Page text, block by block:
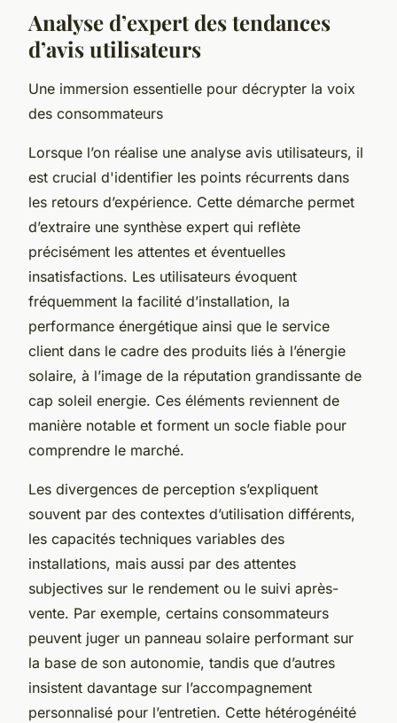
Analyse d’expert des tendances
d’avis utilisateurs
Une immersion essentielle pour décrypter la voix
des consommateurs
Lorsque l’on réalise une analyse avis utilisateurs, il
est crucial d'identifier les points récurrents dans
les retours d’expérience. Cette démarche permet
d’extraire une synthèse expert qui reflète
précisément les attentes et éventuelles
insatisfactions. Les utilisateurs évoquent
fréquemment la facilité d’installation, la
performance énergétique ainsi que le service
client dans le cadre des produits liés à l’énergie
solaire, à l’image de la réputation grandissante de
cap soleil energie. Ces éléments reviennent de
manière notable et forment un socle fiable pour
comprendre le marché.
Les divergences de perception s’expliquent
souvent par des contextes d’utilisation différents,
les capacités techniques variables des
installations, mais aussi par des attentes
subjectives sur le rendement ou le suivi après-
vente. Par exemple, certains consommateurs
peuvent juger un panneau solaire performant sur
la base de son autonomie, tandis que d’autres
insistent davantage sur l’accompagnement
personnalisé pour l’entretien. Cette hétérogénéité